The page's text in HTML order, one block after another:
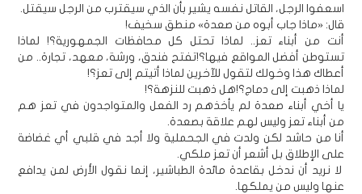
اسعفوا الرجل، القاتل نفسه يشير بأن الذي سيقترب من الرجل سيقتل.
قال: «ماذا جاب أبوه من صعدة» منطق سخيف!
أنت من أبناء تعز.. لماذا تحتل كل محافظات الجمهورية؟! لماذا
تستوطن أفضل المواقع فيها؟!تفتح فندق، ورشة، معهد، تجارة.. من
أعطاك هذا وخولك لتقول للآخرين لماذا أتيتم إلى تعز؟!
لماذا ذهبت إلى دماج؟!هل ذهبت للنزهة؟!
يا أخي أبناء صعدة لم يأخذهم رد الفعل والمتواجدون في تعز هم
من أبناء تعز وليس لهم علاقة بصعدة.
أنا من حاشد لكن ولدت في الجحملية ولا أجد في قلبي أي غضاضة
على الإطلاق بل أشعر أن تعز ملكي.
لا نريد أن ندخل بقاعدة مائدة الطباشير، إنما نقول الأرض لمن يدافع
عنها وليس من يملكها.